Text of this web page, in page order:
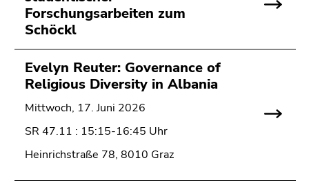
Forschungsarbeiten zum
Schöckl
Evelyn Reuter: Governance of
Religious Diversity in Albania
Mittwoch, 17. Juni 2026
SR 47.11 : 15:15-16:45 Uhr
Heinrichstraße 78, 8010 Graz